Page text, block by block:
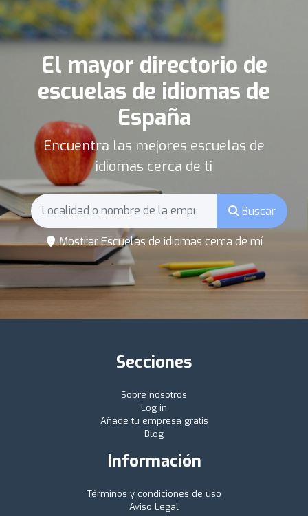
El mayor directorio de
escuelas de idiomas de
España
Encuentra las mejores escuelas de
idiomas cerca de ti
Buscar
Mostrar Escuelas de idiomas cerca de mí
Secciones
Sobre nosotros
Log in
Añade tu empresa gratis
Blog
Información
Términos y condiciones de uso
Aviso Legal